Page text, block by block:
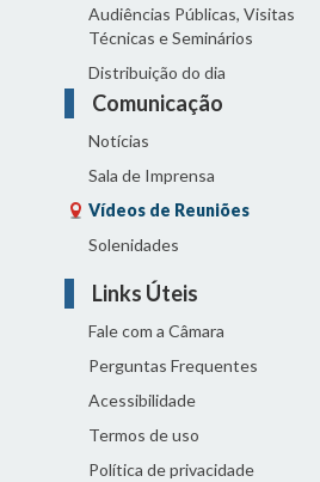
Audiências Públicas, Visitas
Técnicas e Seminários
Distribuição do dia
Comunicação
Notícias
Sala de Imprensa
Vídeos de Reuniões
Solenidades
Links Úteis
Fale com a Câmara
Perguntas Frequentes
Acessibilidade
Termos de uso
Política de privacidade